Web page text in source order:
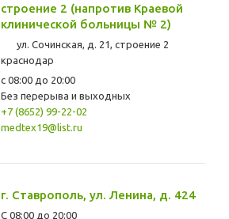
строение 2 (напротив Краевой
клинической больницы № 2)
ул. Сочинская, д. 21, строение 2
краснодар
с 08:00 до 20:00
Без перерыва и выходных
+7 (8652) 99-22-02
medtex19@list.ru
г. Ставрополь, ул. Ленина, д. 424
С 08:00 до 20:00